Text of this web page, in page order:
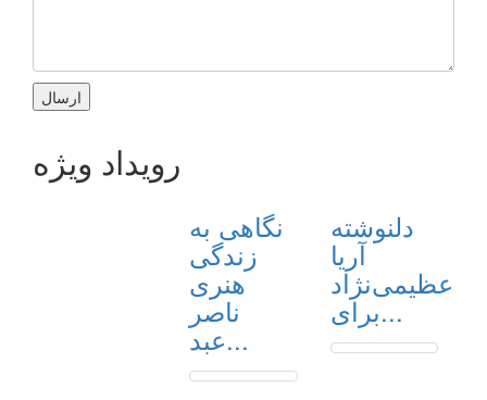
رویداد ویژه
دلنوشته
آریا
عظیمی‌نژاد
برای...
نگاهی به
زندگی
هنری
ناصر
عبد...